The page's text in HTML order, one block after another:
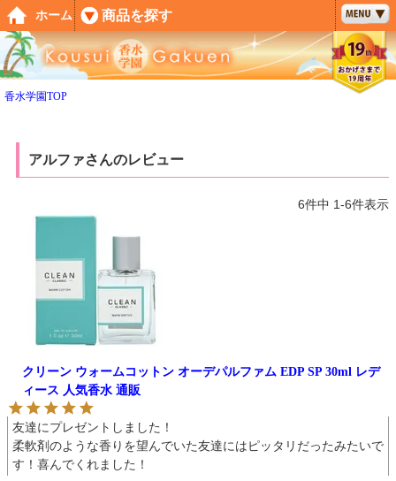
香水学園TOP
アルファさんのレビュー
6件中 1-6件表示
クリーン ウォームコットン オーデパルファム EDP SP 30ml レデ
ィース 人気香水 通販
友達にプレゼントしました！
柔軟剤のような香りを望んでいた友達にはピッタリだったみたいで
す！喜んでくれました！
ペー
ジト
ップ
へ
ホーム 商品を探す